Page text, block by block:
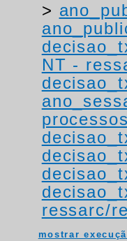
>
NT -
ressarc/
mostrar